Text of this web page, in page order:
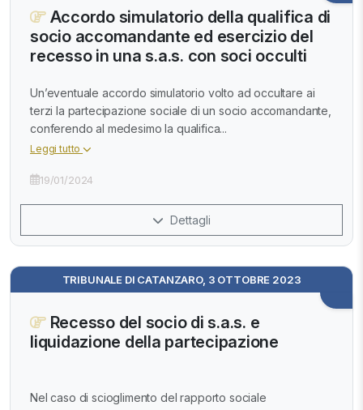
Accordo simulatorio della qualifica di
socio accomandante ed esercizio del
recesso in una s.a.s. con soci occulti
Un’eventuale accordo simulatorio volto ad occultare ai
terzi la partecipazione sociale di un socio accomandante,
conferendo al medesimo la qualifica...
Leggi tutto
19/01/2024
Dettagli
TRIBUNALE DI CATANZARO, 3 OTTOBRE 2023
Recesso del socio di s.a.s. e
liquidazione della partecipazione
Nel caso di scioglimento del rapporto sociale